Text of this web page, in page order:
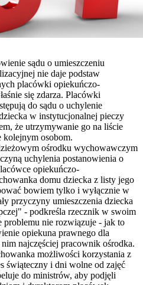
sądu o umieszczeniu
nie daje podstaw
placówki opiekuńczo-
się zdarza. Placówki
do sądu o uchylenie
w instytucjonalnej pieczy
że utrzymywanie go na liście
osobom.
ośrodku wychowawczym
uchylenia postanowienia o
opiekuńczo-
domu dziecka z listy jego
bowiem tylko i wyłącznie w
przyczyny umieszczenia dziecka
- podkreśla rzecznik w swoim
problemu nie rozwiązuje - jak to
opiekuna prawnego dla
najczęściej pracownik ośrodka.
możliwości korzystania z
świąteczny i dni wolne od zajęć
do ministrów, aby podjęli